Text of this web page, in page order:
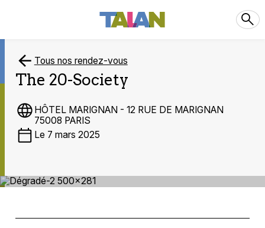
Tous nos rendez-vous
The 20-Society
HÔTEL MARIGNAN - 12 RUE DE MARIGNAN
75008 PARIS
Le 7 mars 2025